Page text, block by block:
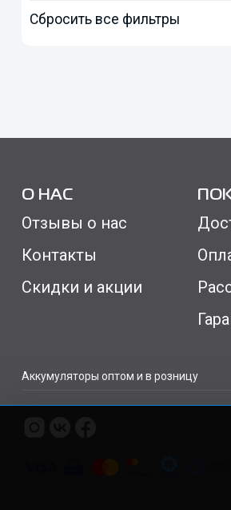
Сбросить все фильтры
О НАС
Отзывы о нас
Контакты
Скидки и акции
Аккумуляторы оптом и в розницу